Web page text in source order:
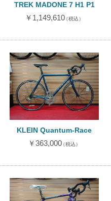
TREK MADONE 7 H1 P1
￥1,149,610（税込）
KLEIN Quantum-Race
￥363,000（税込）